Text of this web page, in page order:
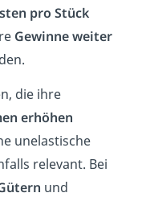
pro Stück
Gewinne weiter
die ihre
erhöhen
unelastische
relevant. Bei
und